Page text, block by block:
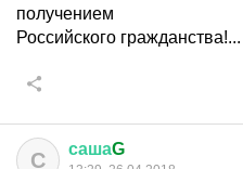
получением
Российского гражданства!...
С сашаG